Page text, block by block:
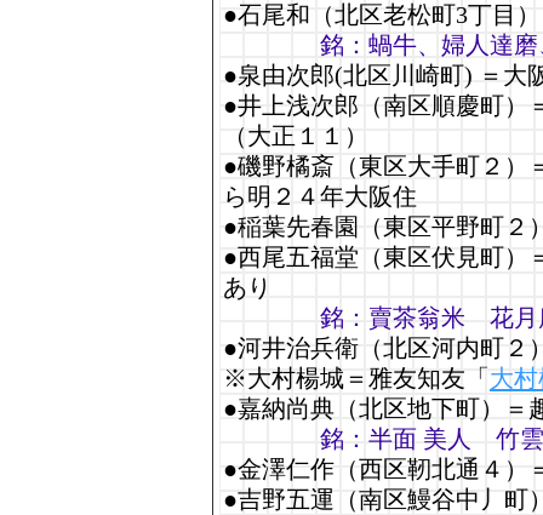
●石尾和（北区老松町3丁目）
銘：蝸牛、婦人達
●泉由次郎(北区川崎町) ＝大
●井上浅次郎（南区順慶町）
（大正１１）
●磯野橘斎（東区大手町２）
ら明２４年大阪住
●稲葉先春園（東区平野町２
●西尾五福堂（東区伏見町）
あり
銘：賣茶翁米 花月
●河井治兵衛（北区河内町２
※大村楊城＝雅友知友「 大
●嘉納尚典（北区地下町）＝
銘：半面 美人 竹雲
●金澤仁作（西区靭北通４）
●吉野五運（南区鰻谷中丿町